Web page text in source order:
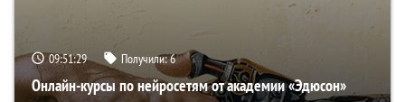
09:51:28 Получили:6
Онлайн-курсы по нейросетям от академии «Эдюсон»